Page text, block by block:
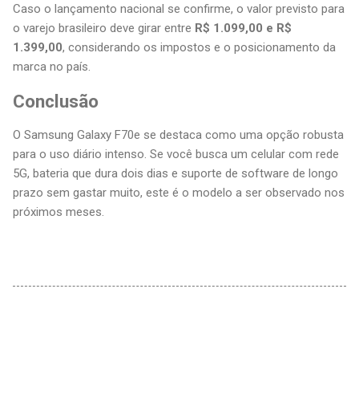
Caso o lançamento nacional se confirme, o valor previsto para
o varejo brasileiro deve girar entre R$ 1.099,00 e R$
1.399,00, considerando os impostos e o posicionamento da
marca no país.
Conclusão
O Samsung Galaxy F70e se destaca como uma opção robusta
para o uso diário intenso. Se você busca um celular com rede
5G, bateria que dura dois dias e suporte de software de longo
prazo sem gastar muito, este é o modelo a ser observado nos
próximos meses.